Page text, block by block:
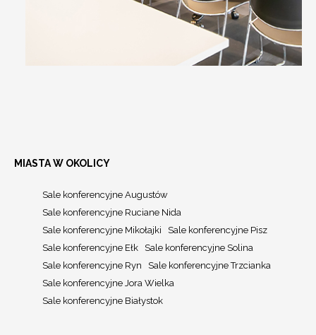
MIASTA W OKOLICY
Sale konferencyjne Augustów
Sale konferencyjne Ruciane Nida
Sale konferencyjne Mikołajki
Sale konferencyjne Pisz
Sale konferencyjne Ełk
Sale konferencyjne Solina
Sale konferencyjne Ryn
Sale konferencyjne Trzcianka
Sale konferencyjne Jora Wielka
Sale konferencyjne Białystok